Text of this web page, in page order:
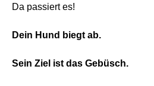
Da passiert es!
Dein Hund biegt ab.
Sein Ziel ist das Gebüsch.